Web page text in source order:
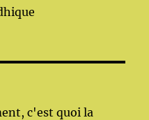
c'est quoi la